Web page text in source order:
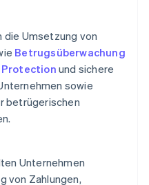
Umsetzung von
Betrugsüberwachung
Protectionund sichere
sowie
betrügerischen
Unternehmen
von Zahlungen,